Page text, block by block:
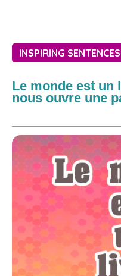
INSPIRING SENTENCES
Le monde est un
nous ouvre une